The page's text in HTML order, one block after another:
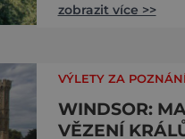
1695 vydupou
skrývá se v
zobrazit více >>
VÝLETY ZA
WINDSOR:
VĚZENÍ